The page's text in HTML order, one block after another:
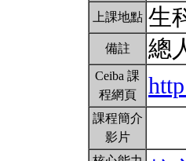
上課地點 生
備註 總
Ceiba 課
程網頁
課程簡介
影片